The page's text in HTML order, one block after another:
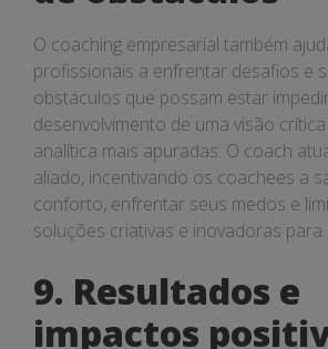
O coaching empresarial também
profissionais a enfrentar desafios e
obstáculos que possam estar
desenvolvimento de uma visão
analítica mais apuradas. O coach
aliado, incentivando os coachees a
conforto, enfrentar seus medos e
soluções criativas e inovadoras
9. Resultados e
impactos